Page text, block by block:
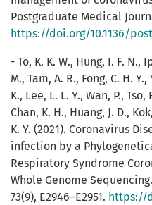
Postgraduate Medical
https://doi.org/10.1136/
- To, K. K. W., Hung, I. F. N.,
M., Tam, A. R., Fong, C. H.
K., Lee, L. L. Y., Wan, P., Tso,
Chan, K. H., Huang, J. D.,
K. Y. (2021). Coronavirus
infection by a
Respiratory Syndrome
Whole Genome
73(9), E2946–E2951. https://